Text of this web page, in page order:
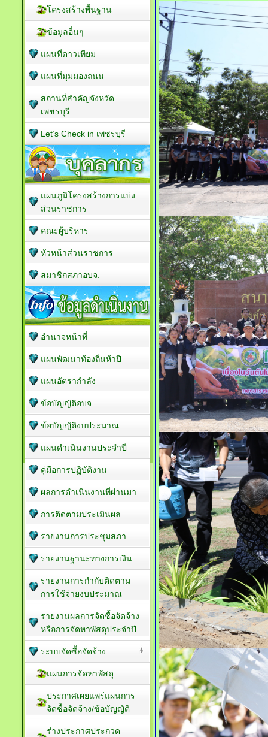
โครงสร้างพื้นฐาน
ข้อมูลอื่นๆ
แผนที่ดาวเทียม
แผนที่มุมมองถนน
สถานที่สำคัญจังหวัด
เพชรบุรี
Let’s Check in เพชรบุรี
แผนภูมิโครงสร้างการแบ่ง
ส่วนราชการ
คณะผู้บริหาร
หัวหน้าส่วนราชการ
สมาชิกสภาอบจ.
อำนาจหน้าที่
แผนพัฒนาท้องถิ่นห้าปี
แผนอัตรากำลัง
ข้อบัญญัติอบจ.
ข้อบัญญัติงบประมาณ
แผนดำเนินงานประจำปี
คู่มือการปฏิบัติงาน
ผลการดำเนินงานที่ผ่านมา
การติดตามประเมินผล
รายงานการประชุมสภา
รายงานฐานะทางการเงิน
รายงานการกำกับติดตาม
การใช้จ่ายงบประมาณ
รายงานผลการจัดซื้อจัดจ้าง
หรือการจัดหาพัสดุประจำปี
ระบบจัดซื้อจัดจ้าง
แผนการจัดหาพัสดุ
ประกาศเผยแพร่แผนการ
จัดซื้อจัดจ้าง/ข้อบัญญัติ
ร่างประกาศประกวด